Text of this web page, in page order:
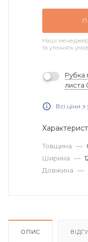
Наші
та уточнять
Рубка
листа
Всі ціни
Товщина —
Ширина —
Довжина —
ОПИС